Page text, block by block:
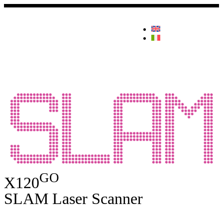
X120GO
SLAM Laser Scanner